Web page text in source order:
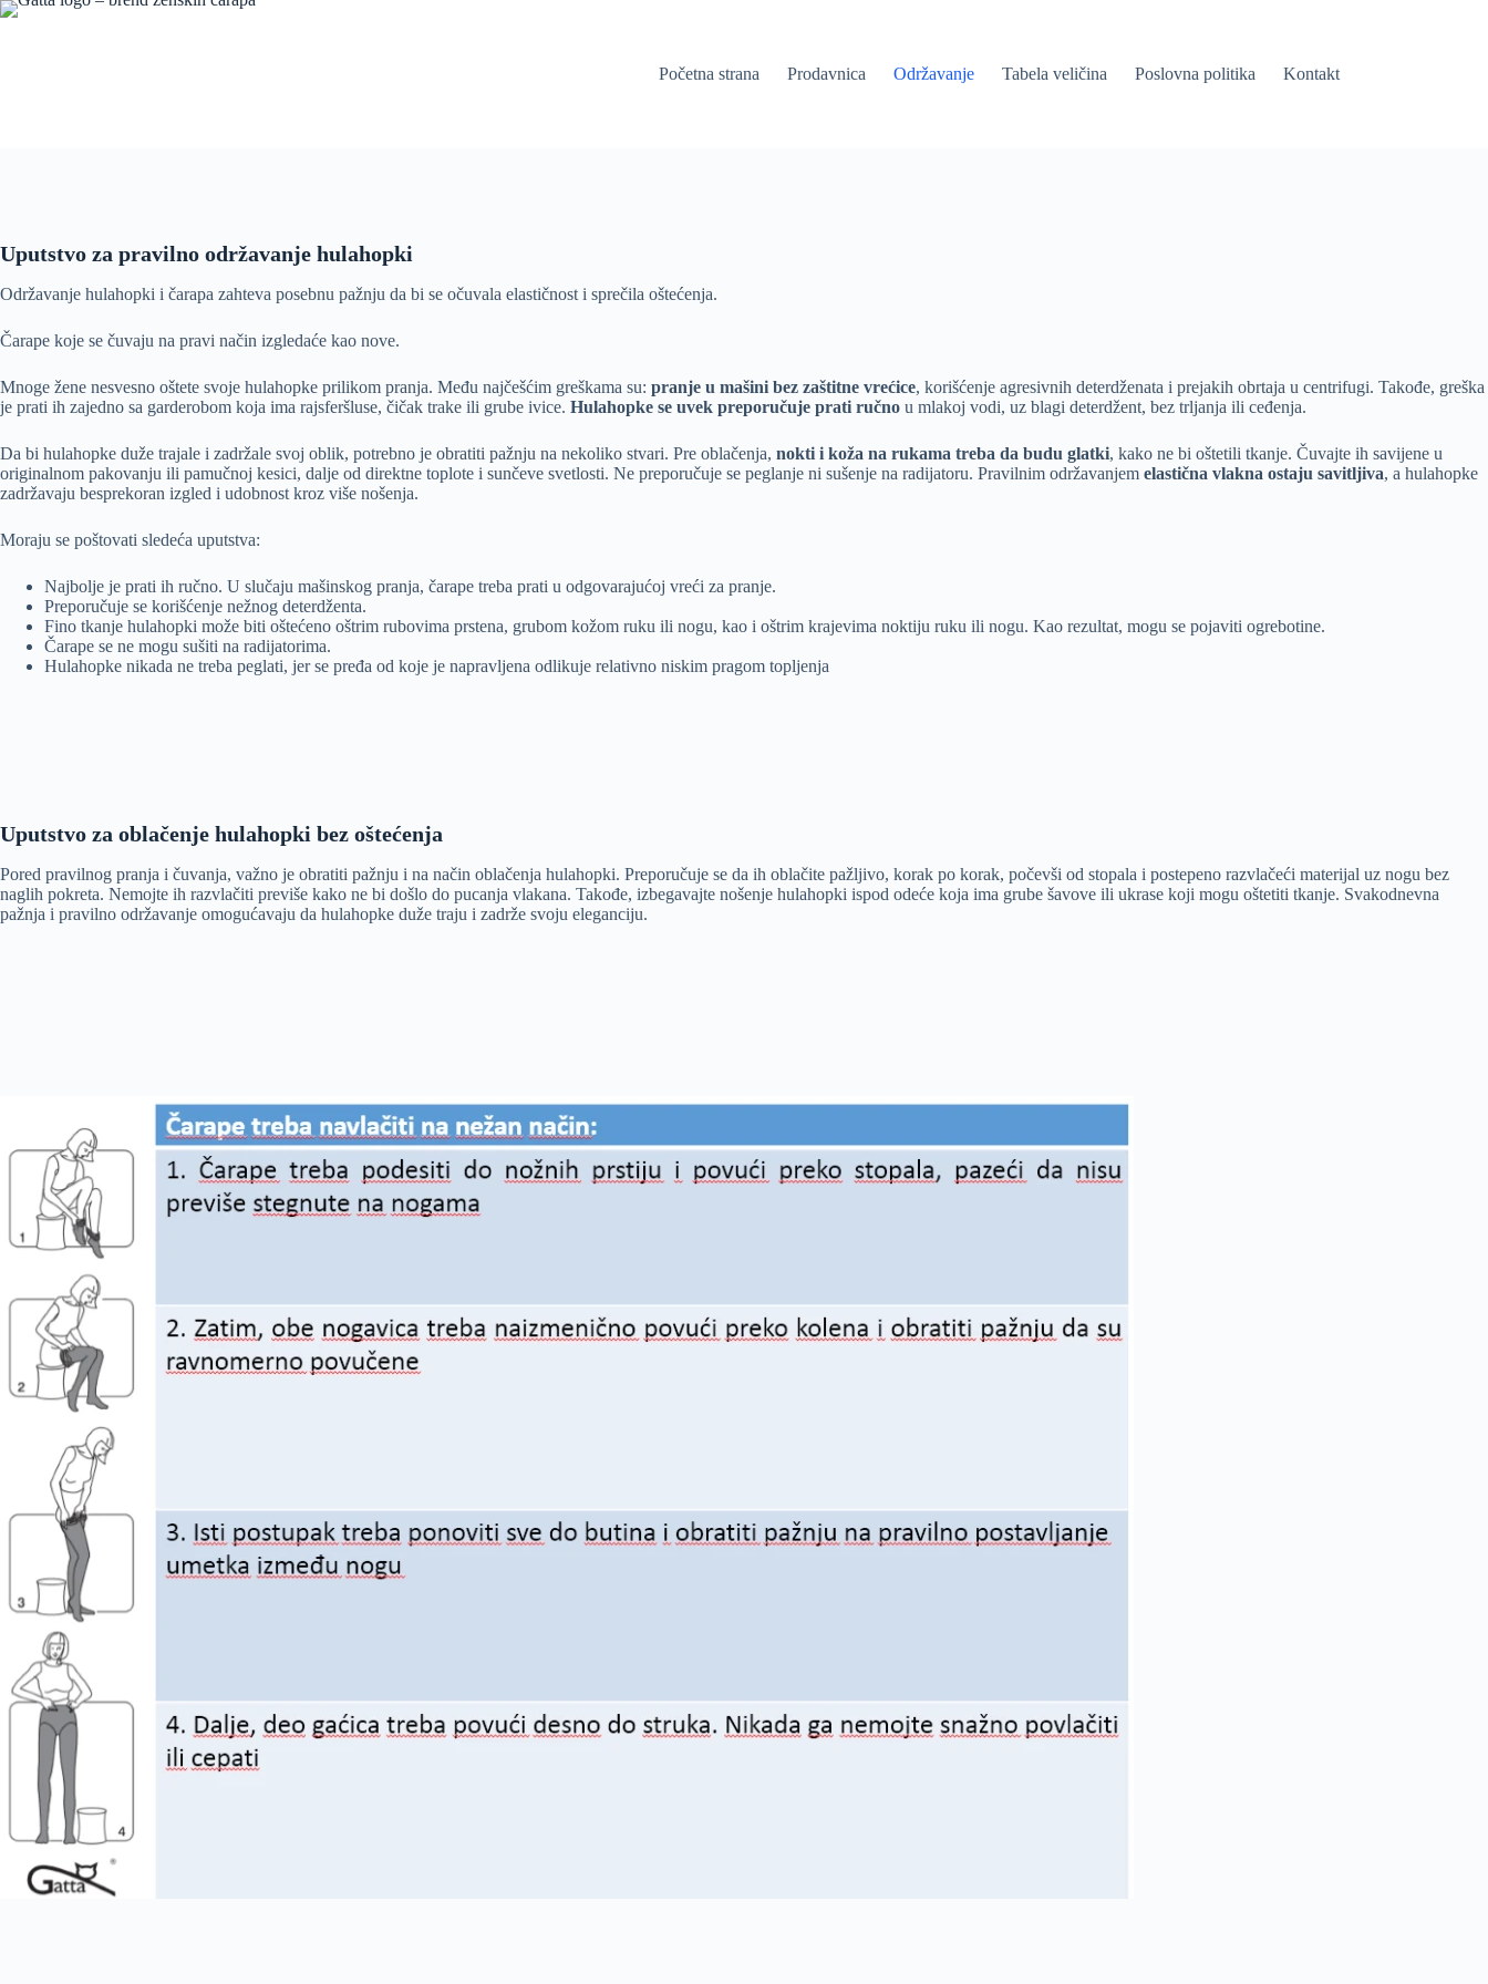
Skip
Početna strana
Prodavnica Održavanje Tabela veličina Poslovna politika Kontakt
Uputstvo za pravilno održavanje hulahopki
Održavanje hulahopki i čarapa zahteva posebnu pažnju da bi se očuvala elastičnost i sprečila oštećenja.
Čarape koje se čuvaju na pravi način izgledaće kao nove.
Mnoge žene nesvesno oštete svoje hulahopke prilikom pranja. Među najčešćim greškama su: pranje u mašini bez zaštitne vrećice, korišćenje agresivnih deterdženata i prejakih obrtaja u centrifugi. Takođe, greška
je prati ih zajedno sa garderobom koja ima rajsferšluse, čičak trake ili grube ivice. Hulahopke se uvek preporučuje prati ručno u mlakoj vodi, uz blagi deterdžent, bez trljanja ili ceđenja.
Da bi hulahopke duže trajale i zadržale svoj oblik, potrebno je obratiti pažnju na nekoliko stvari. Pre oblačenja, nokti i koža na rukama treba da budu glatki, kako ne bi oštetili tkanje. Čuvajte ih savijene u
originalnom pakovanju ili pamučnoj kesici, dalje od direktne toplote i sunčeve svetlosti. Ne preporučuje se peglanje ni sušenje na radijatoru. Pravilnim održavanjem elastična vlakna ostaju savitljiva, a hulahopke
zadržavaju besprekoran izgled i udobnost kroz više nošenja.
Moraju se poštovati sledeća uputstva:
Najbolje je prati ih ručno. U slučaju mašinskog pranja, čarape treba prati u odgovarajućoj vreći za pranje.
Preporučuje se korišćenje nežnog deterdženta.
Fino tkanje hulahopki može biti oštećeno oštrim rubovima prstena, grubom kožom ruku ili nogu, kao i oštrim krajevima noktiju ruku ili nogu. Kao rezultat, mogu se pojaviti ogrebotine.
Čarape se ne mogu sušiti na radijatorima.
Hulahopke nikada ne treba peglati, jer se pređa od koje je napravljena odlikuje relativno niskim pragom topljenja
Uputstvo za oblačenje hulahopki bez oštećenja
Pored pravilnog pranja i čuvanja, važno je obratiti pažnju i na način oblačenja hulahopki. Preporučuje se da ih oblačite pažljivo, korak po korak, počevši od stopala i postepeno razvlačeći materijal uz nogu bez
naglih pokreta. Nemojte ih razvlačiti previše kako ne bi došlo do pucanja vlakana. Takođe, izbegavajte nošenje hulahopki ispod odeće koja ima grube šavove ili ukrase koji mogu oštetiti tkanje. Svakodnevna
pažnja i pravilno održavanje omogućavaju da hulahopke duže traju i zadrže svoju eleganciju.